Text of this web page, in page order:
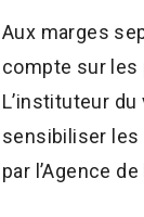
Aux marges
compte sur les
L’instituteur
sensibiliser les
par l’Agence